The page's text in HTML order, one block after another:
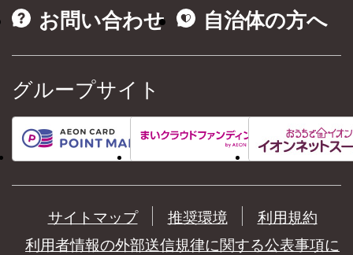
お問い合わせ
自治体の方へ
グループサイト
サイトマップ 推奨環境
利用規約
利用者情報の外部送信規律に関する公表事項に